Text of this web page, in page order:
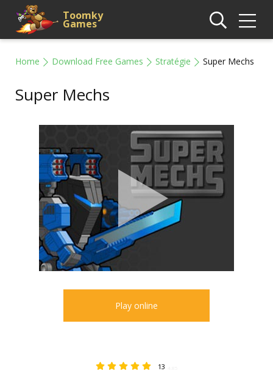
Toomky
Games
Home Download Free Games Stratégie Super Mechs
Super Mechs
Play online
13